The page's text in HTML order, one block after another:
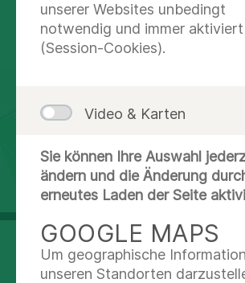
KONTAKT &
Jüthornstraße 71
22043 Hamburg
unserer Websites unbedingt
notwendig und immer aktiviert
(Session-Cookies).
Video & Karten
Sie können Ihre Auswahl
ändern und die Änderung
erneutes Laden der Seite
GOOGLE MAPS
Um geographische
unseren Standorten